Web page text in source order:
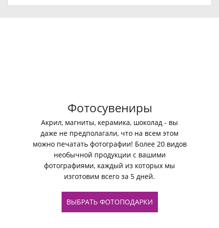
Фотосувениры
Акрил, магниты, керамика, шоколад - вы
даже не предполагали, что на всем этом
можно печатать фотографии! Более 20 видов
необычной продукции с вашими
фотографиями, каждый из которых мы
изготовим всего за 5 дней.
ВЫБРАТЬ ФОТОПОДАРКИ